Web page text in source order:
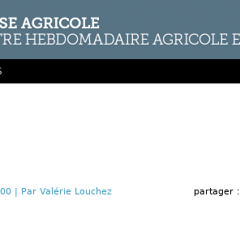
partager :
| Par Valérie Louchez